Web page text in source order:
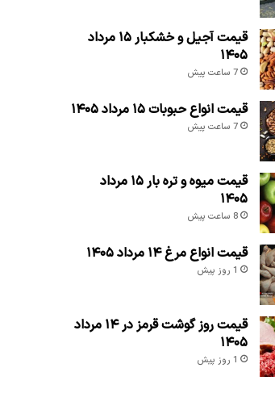
قیمت آجیل و خشکبار ۱۵ مرداد
۱۴۰۵
7 ساعت پیش
قیمت انواع حبوبات ۱۵ مرداد ۱۴۰۵
7 ساعت پیش
قیمت میوه و تره بار ۱۵ مرداد
۱۴۰۵
8 ساعت پیش
قیمت انواع مرغ ۱۴ مرداد ۱۴۰۵
1 روز پیش
قیمت روز گوشت قرمز در ۱۴ مرداد
۱۴۰۵
1 روز پیش